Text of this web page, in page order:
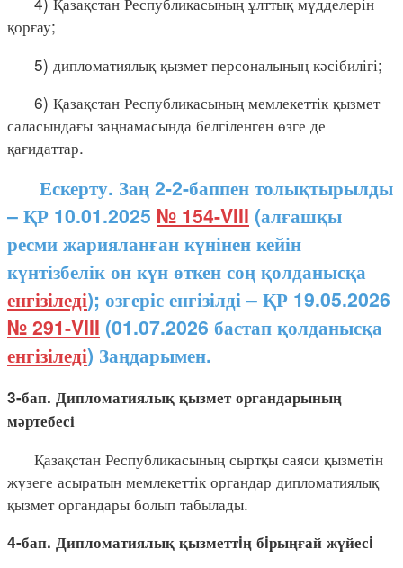
қорғау;
5) дипломатиялық қызмет персоналының кәсібилігі;
6) Қазақстан Республикасының мемлекеттік қызмет
саласындағы заңнамасында белгіленген өзге де
қағидаттар.
Ескерту. Заң 2-2-баппен толықтырылды
– ҚР 10.01.2025 № 154-VIII (алғашқы
ресми жарияланған күнінен кейін
күнтізбелік он күн өткен соң қолданысқа
енгізіледі); өзгеріс енгізілді – ҚР 19.05.2026
№ 291-VIII (01.07.2026 бастап қолданысқа
енгізіледі) Заңдарымен.
3-бап. Дипломатиялық қызмет органдарының
мәртебесі
Қазақстан Республикасының сыртқы саяси қызметін
жүзеге асыратын мемлекеттік органдар дипломатиялық
қызмет органдары болып табылады.
4-бап. Дипломатиялық қызметтiң бiрыңғай жүйесi